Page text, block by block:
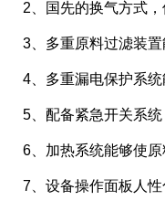
2、国先的换气方式，
3、多重原料过滤装置
4、多重漏电保护系统
5、配备紧急开关系统
6、加热系统能够使原
7、设备操作面板人性